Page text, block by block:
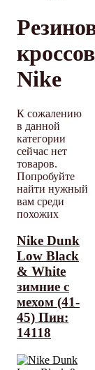
Nike
К сожалению
в данной
категории
сейчас нет
товаров.
Попробуйте
найти нужный
вам среди
похожих
Nike Dunk
Low Black
& White
зимние с
мехом (41-
45) Пин:
14118